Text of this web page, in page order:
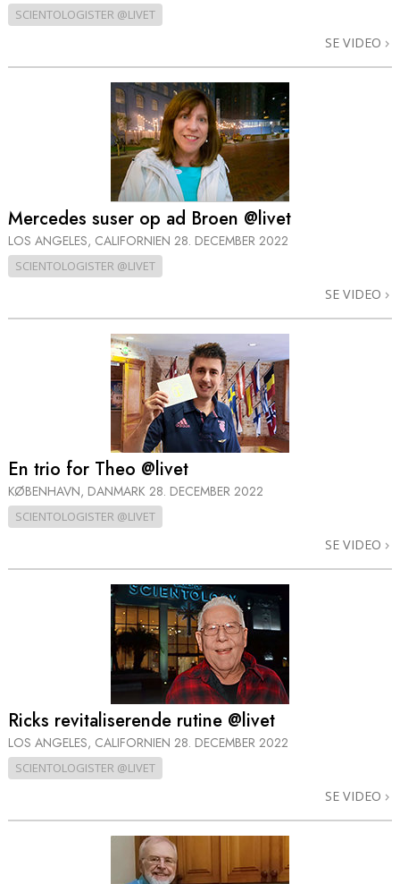
SCIENTOLOGISTER @LIVET
SE VIDEO
Mercedes suser op ad Broen @livet
LOS ANGELES, CALIFORNIEN 28. DECEMBER 2022
SCIENTOLOGISTER @LIVET
SE VIDEO
En trio for Theo @livet
KØBENHAVN, DANMARK 28. DECEMBER 2022
SCIENTOLOGISTER @LIVET
SE VIDEO
Ricks revitaliserende rutine @livet
LOS ANGELES, CALIFORNIEN 28. DECEMBER 2022
SCIENTOLOGISTER @LIVET
SE VIDEO